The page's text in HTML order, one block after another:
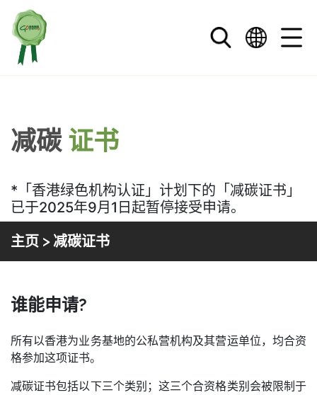
跳到内文
减碳 证书
*「香港绿色机构认证」计划下的「减碳证书」
已于2025年9月1日起暂停接受申请。
主页 > 减碳证书
谁能申请?
所有以香港为业务基地的公私营机构及其营运单位，均合资
格参加这项证书。
减碳证书包括以下三个类别；这三个合资格类别会被限制于